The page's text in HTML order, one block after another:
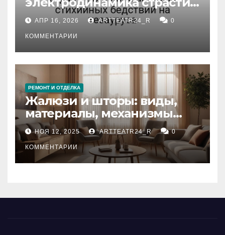
влияние анализа
стихийных бедствий на
тезауруса
АПР 16, 2026 ARTTEATR24_R 0
КОММЕНТАРИИ
РЕМОНТ И ОТДЕЛКА
Жалюзи и шторы: виды,
материалы, механизмы
управления и уход
НОЯ 12, 2025 ARTTEATR24_R 0
КОММЕНТАРИИ